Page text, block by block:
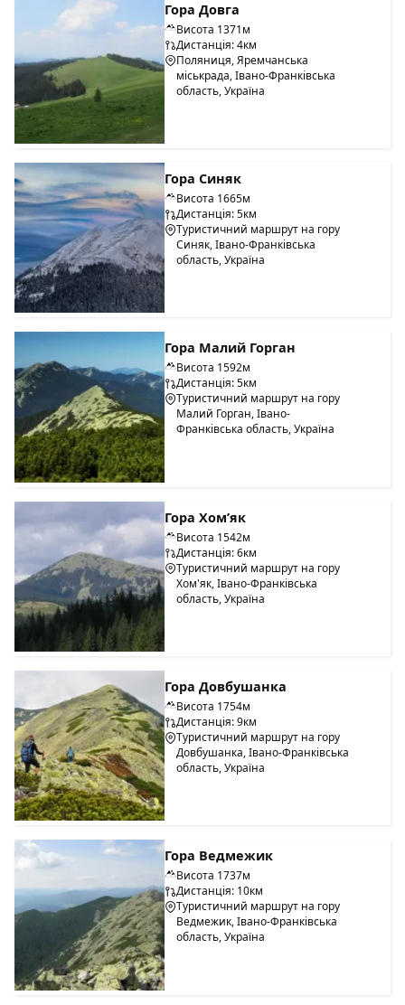
Гора Довга
Висота 1371м
Дистанція: 4км
Поляниця, Яремчанська
міськрада, Івано-Франківська
область, Україна
Гора Синяк
Висота 1665м
Дистанція: 5км
Туристичний маршрут на гору
Синяк, Івано-Франківська
область, Україна
Гора Малий Горган
Висота 1592м
Дистанція: 5км
Туристичний маршрут на гору
Малий Горган, Івано-
Франківська область, Україна
Гора Хом’як
Висота 1542м
Дистанція: 6км
Туристичний маршрут на гору
Хом'як, Івано-Франківська
область, Україна
Гора Довбушанка
Висота 1754м
Дистанція: 9км
Туристичний маршрут на гору
Довбушанка, Івано-Франківська
область, Україна
Гора Ведмежик
Висота 1737м
Дистанція: 10км
Туристичний маршрут на гору
Ведмежик, Івано-Франківська
область, Україна